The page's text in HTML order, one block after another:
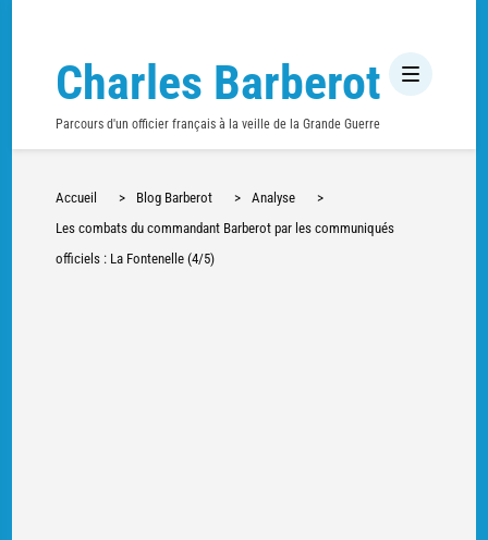
Charles Barberot
Parcours d'un officier français à la veille de la Grande Guerre
Accueil > Blog Barberot > Analyse
>
Les combats du commandant Barberot par les communiqués
officiels : La Fontenelle (4/5)